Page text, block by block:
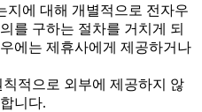
지에 대해 개별적으로 전자우
를 구하는 절차를 거치게 되
에는 제휴사에게 제공하거나
적으로 외부에 제공하지 않
니다.